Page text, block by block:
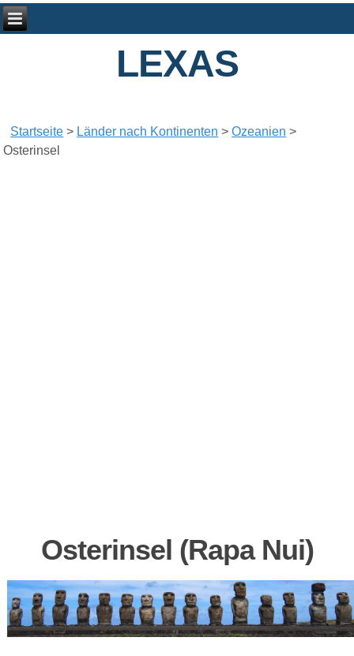
LEXAS
Startseite > Länder nach Kontinenten >Ozeanien >
Osterinsel
Osterinsel (Rapa Nui)